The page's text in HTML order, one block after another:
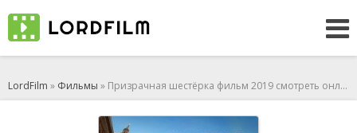
LordFilm » Фильмы » Призрачная шестёрка фильм 2019 смотреть онлайн